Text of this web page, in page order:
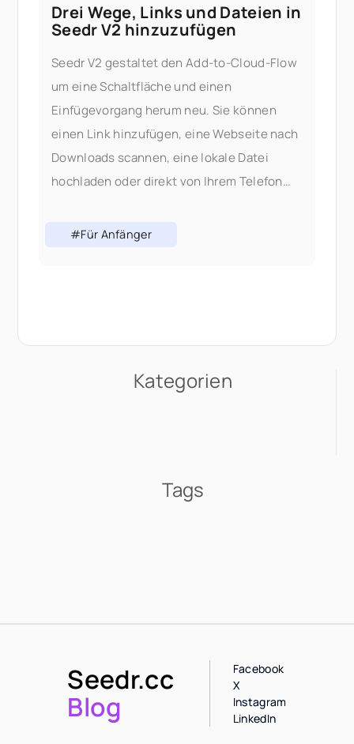
Drei Wege, Links und Dateien in
Seedr V2 hinzuzufügen
Seedr V2 gestaltet den Add-to-Cloud-Flow
um eine Schaltfläche und einen
Einfügevorgang herum neu. Sie können
einen Link hinzufügen, eine Webseite nach
Downloads scannen, eine lokale Datei
hochladen oder direkt von Ihrem Telefon
wechseln. Warum wir den Add-Flow
#Für Anfänger
Kategorien
Tags
Seedr.cc
Blog
Facebook
X
Instagram
LinkedIn